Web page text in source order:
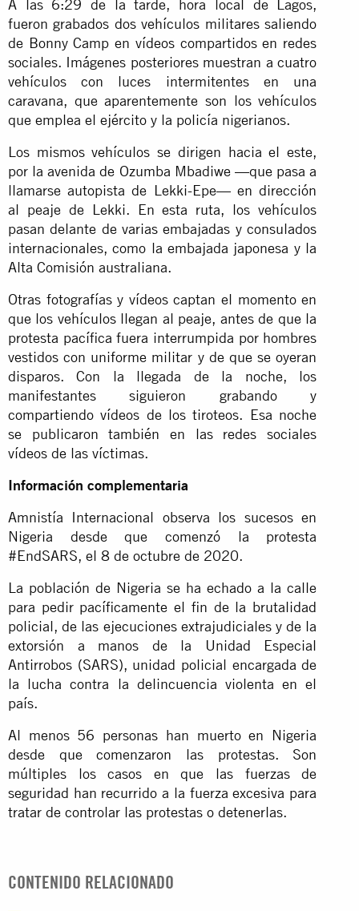
A las 6:29 de la tarde, hora local de Lagos,
fueron grabados dos vehículos militares saliendo
de Bonny Camp en vídeos compartidos en redes
sociales. Imágenes posteriores muestran a cuatro
vehículos con luces intermitentes en una
caravana, que aparentemente son los vehículos
que emplea el ejército y la policía nigerianos.
Los mismos vehículos se dirigen hacia el este,
por la avenida de Ozumba Mbadiwe —que pasa a
llamarse autopista de Lekki-Epe— en dirección
al peaje de Lekki. En esta ruta, los vehículos
pasan delante de varias embajadas y consulados
internacionales, como la embajada japonesa y la
Alta Comisión australiana.
Otras fotografías y vídeos captan el momento en
que los vehículos llegan al peaje, antes de que la
protesta pacífica fuera interrumpida por hombres
vestidos con uniforme militar y de que se oyeran
disparos. Con la llegada de la noche, los
manifestantes siguieron grabando y
compartiendo vídeos de los tiroteos. Esa noche
se publicaron también en las redes sociales
vídeos de las víctimas.
Información complementaria
Amnistía Internacional observa los sucesos en
Nigeria desde que comenzó la protesta
#EndSARS, el 8 de octubre de 2020.
La población de Nigeria se ha echado a la calle
para pedir pacíficamente el fin de la brutalidad
policial, de las ejecuciones extrajudiciales y de la
extorsión a manos de la Unidad Especial
Antirrobos (SARS), unidad policial encargada de
la lucha contra la delincuencia violenta en el
país.
Al menos 56 personas han muerto en Nigeria
desde que comenzaron las protestas. Son
múltiples los casos en que las fuerzas de
seguridad han recurrido a la fuerza excesiva para
tratar de controlar las protestas o detenerlas.
CONTENIDO RELACIONADO